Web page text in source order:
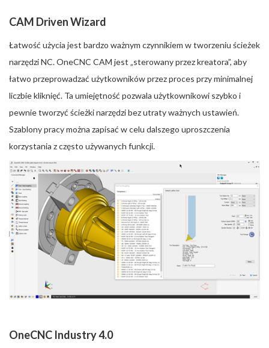
CAM Driven Wizard
Łatwość użycia jest bardzo ważnym czynnikiem w tworzeniu ścieżek
narzędzi NC. OneCNC CAM jest „sterowany przez kreatora”, aby
łatwo przeprowadzać użytkowników przez proces przy minimalnej
liczbie kliknięć. Ta umiejętność pozwala użytkownikowi szybko i
pewnie tworzyć ścieżki narzędzi bez utraty ważnych ustawień.
Szablony pracy można zapisać w celu dalszego uproszczenia
korzystania z często używanych funkcji.
OneCNC Industry 4.0